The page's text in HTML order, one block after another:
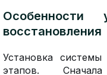
Особенности
восстановления
Установка
этапов.